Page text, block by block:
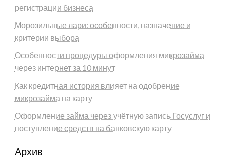
регистрации бизнеса
Морозильные лари: особенности, назначение и
критерии выбора
Особенности процедуры оформления микрозайма
через интернет за 10 минут
Как кредитная история влияет на одобрение
микрозайма на карту
Оформление займа через учётную запись Госуслуг и
поступление средств на банковскую карту
Архив